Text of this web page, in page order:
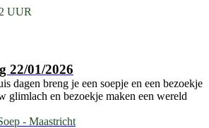
UUR
22/01/2026
dagen breng je een soepje en een bezoekje
glimlach en bezoekje maken een wereld
- Maastricht